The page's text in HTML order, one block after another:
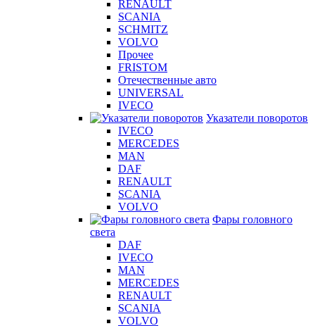
RENAULT
SCANIA
SCHMITZ
VOLVO
Прочее
FRISTOM
Отечественные авто
UNIVERSAL
IVECO
Указатели поворотов
IVECO
MERCEDES
MAN
DAF
RENAULT
SCANIA
VOLVO
Фары головного
света
DAF
IVECO
MAN
MERCEDES
RENAULT
SCANIA
VOLVO